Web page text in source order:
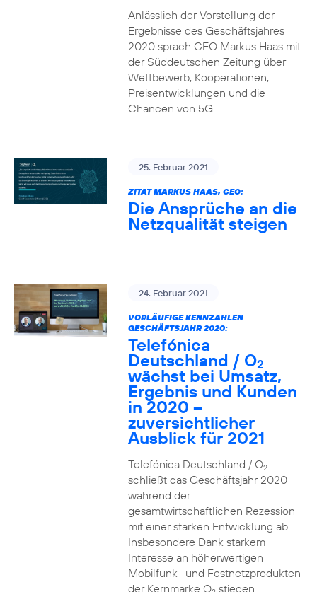
Anlässlich der Vorstellung der
Ergebnisse des Geschäftsjahres
2020 sprach CEO Markus Haas mit
der Süddeutschen Zeitung über
Wettbewerb, Kooperationen,
Preisentwicklungen und die
Chancen von 5G.
25. Februar 2021
ZITAT MARKUS HAAS, CEO:
Die Ansprüche an die
Netzqualität steigen
24. Februar 2021
VORLÄUFIGE KENNZAHLEN
GESCHÄFTSJAHR 2020:
Telefónica
Deutschland / O2
wächst bei Umsatz,
Ergebnis und Kunden
in 2020 –
zuversichtlicher
Ausblick für 2021
Telefónica Deutschland / O2
schließt das Geschäftsjahr 2020
während der
gesamtwirtschaftlichen Rezession
mit einer starken Entwicklung ab.
Insbesondere Dank starkem
Interesse an höherwertigen
Mobilfunk- und Festnetzprodukten
der Kernmarke O stiegen